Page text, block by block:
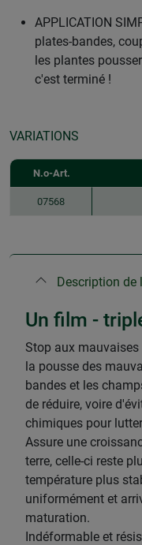
APPLICATION
plates-bandes,
les plantes
c'est terminé !
VARIATIONS
N.o-Art.
07568
Description de
Un film -
Stop aux
la pousse des
bandes et les
de réduire, voire
chimiques pour
Assure une
terre, celle-ci reste
température plus
uniformément et
maturation.
Indéformable et